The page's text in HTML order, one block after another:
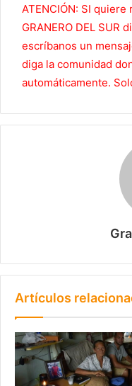
ATENCIÓN: SI
GRANERO DEL SUR
escríbanos un
diga la comunidad
automáticamente.
Artículos